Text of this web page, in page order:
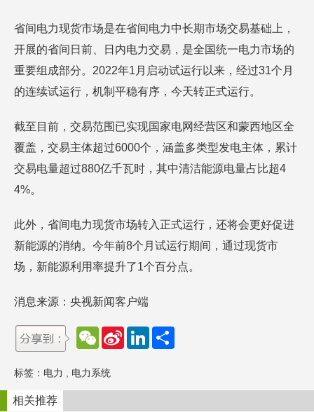
省间电力现货市场是在省间电力中长期市场交易基础上，
开展的省间日前、日内电力交易，是全国统一电力市场的
重要组成部分。2022年1月启动试运行以来，经过31个月
的连续试运行，机制平稳有序，今天转正式运行。
截至目前，交易范围已实现国家电网经营区和蒙西地区全
覆盖，交易主体超过6000个，涵盖多类型发电主体，累计
交易电量超过880亿千瓦时，其中清洁能源电量占比超4
4%。
此外，省间电力现货市场转入正式运行，还将会更好促进
新能源的消纳。今年前8个月试运行期间，通过现货市
场，新能源利用率提升了1个百分点。
消息来源：央视新闻客户端
W
e
h
a
t
S
e
L
d
标签： 电力 电力系统
相关推荐